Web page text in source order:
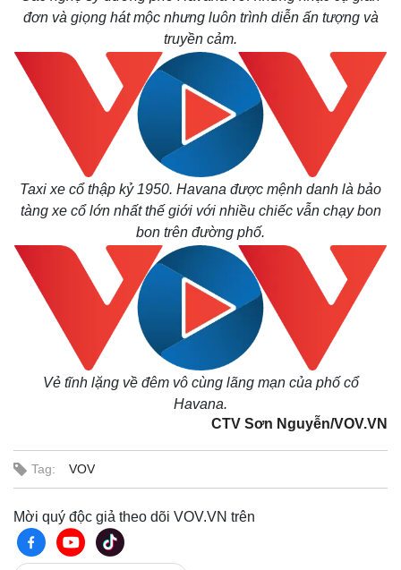
đơn và giọng hát mộc nhưng luôn trình diễn ấn tượng và
truyền cảm.
Taxi xe cổ thập kỷ 1950. Havana được mệnh danh là bảo
tàng xe cổ lớn nhất thế giới với nhiều chiếc vẫn chạy bon
bon trên đường phố.
Vẻ tĩnh lặng về đêm vô cùng lãng mạn của phố cổ
Havana.
CTV Sơn Nguyễn/VOV.VN
Tag: VOV
Mời quý độc giả theo dõi VOV.VN trên